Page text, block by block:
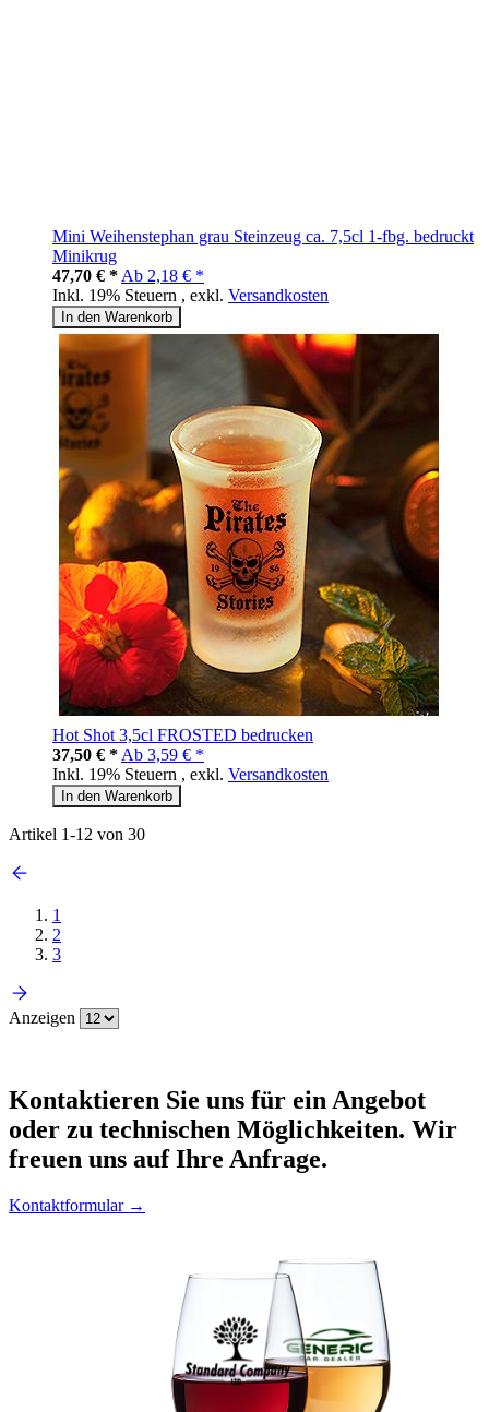
Mini Weihenstephan grau Steinzeug ca. 7,5cl 1-fbg. bedruckt
Minikrug
47,70 € * Ab 2,18 € *
Inkl. 19% Steuern , exkl. Versandkosten
In den Warenkorb
Hot Shot 3,5cl FROSTED bedrucken
37,50 € * Ab 3,59 € *
Inkl. 19% Steuern , exkl. Versandkosten
In den Warenkorb
Artikel 1-12 von 30
1
2
3
Anzeigen
Kontaktieren Sie uns für ein Angebot
oder zu technischen Möglichkeiten. Wir
freuen uns auf Ihre Anfrage.
Kontaktformular →